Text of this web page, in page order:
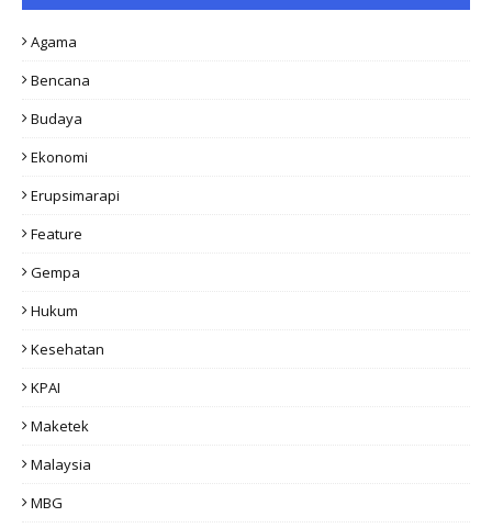
Agama
Bencana
Budaya
Ekonomi
Erupsimarapi
Feature
Gempa
Hukum
Kesehatan
KPAI
Maketek
Malaysia
MBG